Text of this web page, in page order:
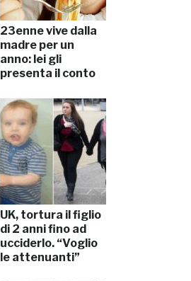
23enne vive dalla
madre per un
anno: lei gli
presenta il conto
UK, tortura il figlio
di 2 anni fino ad
ucciderlo. “Voglio
le attenuanti”